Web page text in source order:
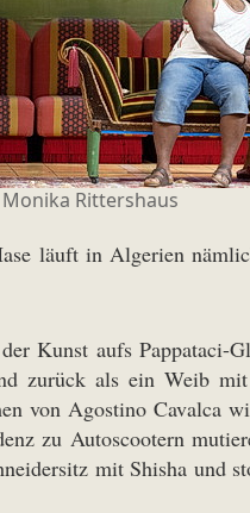
Monika Rittershaus
läuft in Algerien
Kunst aufs Pappataci-
zurück als ein Weib mit
von Agostino Cavalca
zu Autoscootern
mit Shisha und